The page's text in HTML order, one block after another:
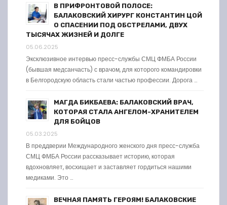
В ПРИФРОНТОВОЙ ПОЛОСЕ:
БАЛАКОВСКИЙ ХИРУРГ КОНСТАНТИН ЦОЙ
О СПАСЕНИИ ПОД ОБСТРЕЛАМИ, ДВУХ
ТЫСЯЧАХ ЖИЗНЕЙ И ДОЛГЕ
05.06.2025
Эксклюзивное интервью пресс-службы СМЦ ФМБА России
(бывшая медсанчасть) с врачом, для которого командировки
в Белгородскую область стали частью профессии. Дорога …
МАГДА БИКБАЕВА: БАЛАКОВСКИЙ ВРАЧ,
КОТОРАЯ СТАЛА АНГЕЛОМ-ХРАНИТЕЛЕМ
ДЛЯ БОЙЦОВ
05.03.2025
В преддверии Международного женского дня пресс-служба
СМЦ ФМБА России рассказывает историю, которая
вдохновляет, восхищает и заставляет гордиться нашими
медиками. Это …
ВЕЧНАЯ ПАМЯТЬ ГЕРОЯМ! БАЛАКОВСКИЕ